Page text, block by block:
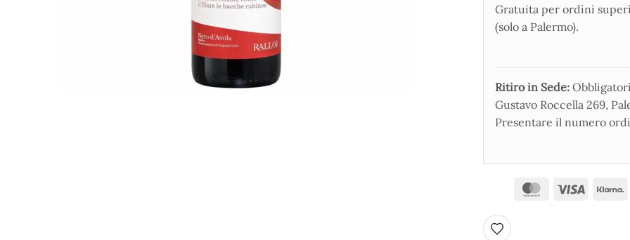
Gratuita per ordini
(solo a Palermo).
Ritiro in Sede:
Gustavo Roccella 269,
Presentare il numero
Aggiungi ai preferiti